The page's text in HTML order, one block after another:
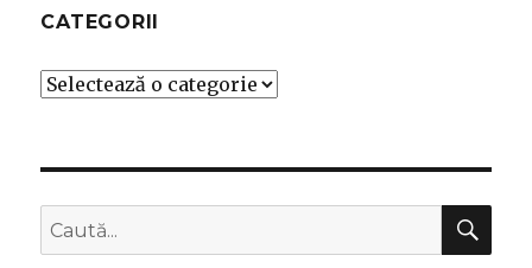
CATEGORII
Categorii
Caută
după: